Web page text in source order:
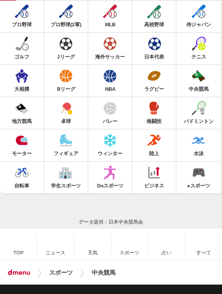
プロ野球 プロ野球(2軍) MLB 高校野球 侍ジャパン
ゴルフ Jリーグ 海外サッカー 日本代表 テニス
大相撲 Bリーグ NBA ラグビー 中央競馬
地方競馬 卓球 バレー 格闘技 バドミントン
モーター フィギュア ウィンター 陸上 水泳
自転車 学生スポーツ Doスポーツ ビジネス eスポーツ
データ提供：日本中央競馬会
TOP ニュース 天気 スポーツ 占い すべて
スポーツ 中央競馬